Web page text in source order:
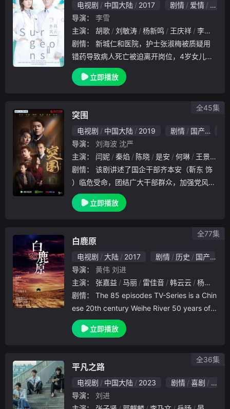
电视剧 中国大陆 2017 剧情 爱情
国产
导演：
李雪
主演：
胡歌 刘敏涛 杨新鸣 王庆祥 李勤勤
剧情：
错药导致病人死亡被迫离开岗位，4岁女儿被
人贩拐，张淑梅精神恍惚两年后被车祸夺去生
命。美籍华裔外科专家庄恕为追查30年前母
立即播放
突围
电视剧 中国大陆 2019 剧情 国产
导演：
刘海波 沈严
主演：
闫妮 秦焰 陈晓 是安 何琳 王景春
剧情：
）临危受命，团结广大干部群众，加强党风廉
政建设，挽回流失的国有资产，带领企业在经
营困境中成功突围的故事。故事仍然发生在汉
立即播放
全45集
白鹿原
电视剧 大陆 2017 剧情 历史 国产
导演：
黄伟 刘进
主演：
张嘉益 马丽 雷佳音 韩云云 杨皓宇
剧情：
ese 20th century Weihe River 50 years of t
he magnificent epic, th
立即播放
全77集
平凡之路
电视剧 中国大陆 2023 剧情 喜剧
国产
导演：
刘进
全36集